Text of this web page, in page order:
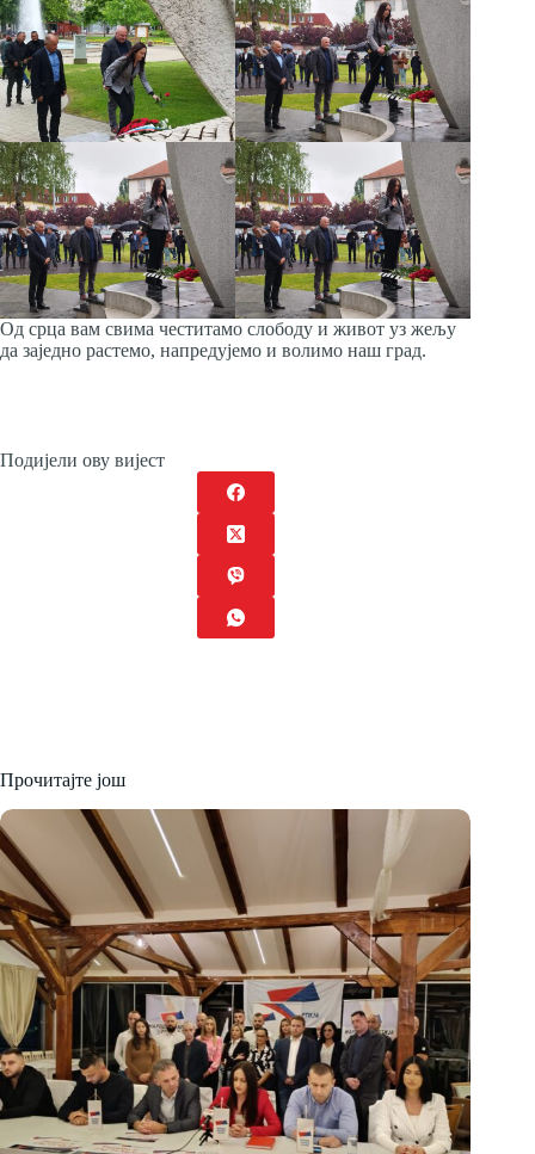
Од срца вам свима честитамo слободу и живот уз жељу
да заједно растемо, напредујемо и волимо наш град.
Подијели ову вијест
Прочитајте још